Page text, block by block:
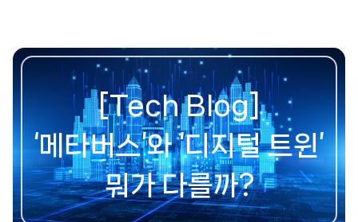
[Tech Blog]
‘메타버스’와 ‘디지털 트윈’
뭐가 다를까?